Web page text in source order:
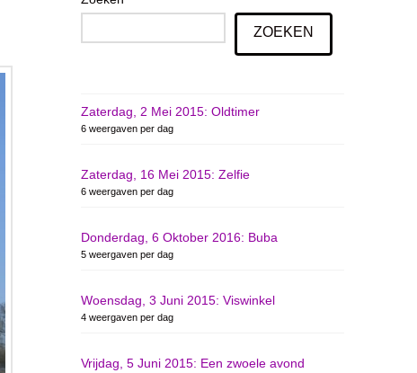
ZOEKEN
Zaterdag, 2 Mei 2015: Oldtimer
6 weergaven per dag
Zaterdag, 16 Mei 2015: Zelfie
6 weergaven per dag
Donderdag, 6 Oktober 2016: Buba
5 weergaven per dag
Woensdag, 3 Juni 2015: Viswinkel
4 weergaven per dag
Vrijdag, 5 Juni 2015: Een zwoele avond